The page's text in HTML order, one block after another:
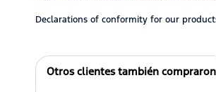
Declarations of conformity for our
Otros clientes también compraron